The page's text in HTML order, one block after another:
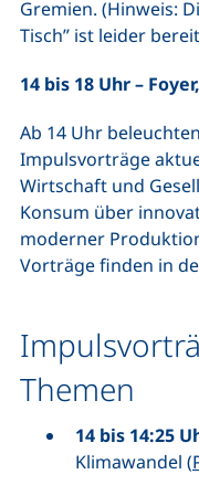
Gremien. (Hinweis:
Tisch” ist leider
14 bis 18 Uhr –
Ab 14 Uhr
Impulsvorträge
Wirtschaft und
Konsum über
moderner
Vorträge finden in
Themen
14 bis 14:25
Klimawandel (